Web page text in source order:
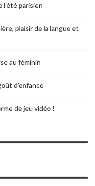
parisien
plaisir de la langue et
au féminin
d’enfance
de jeu vidéo !